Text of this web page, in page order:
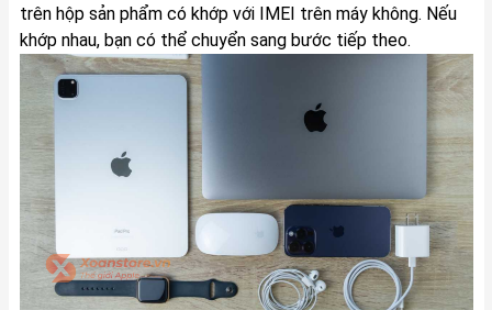
trên hộp sản phẩm có khớp với IMEI trên máy không. Nếu
khớp nhau, bạn có thể chuyển sang bước tiếp theo.